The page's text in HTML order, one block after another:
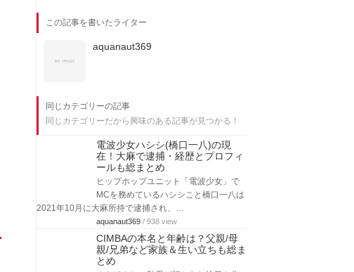
この記事を書いたライター
aquanaut369
同じカテゴリーの記事
同じカテゴリーだから興味のある記事が見つかる！
電波少女ハシシ(橋口一八)の現
在！大麻で逮捕・経歴とプロフィ
ールも総まとめ
ヒップホップユニット「電波少女」で
MCを務めているハシシこと橋口一八は
2021年10月に大麻所持で逮捕され、…
aquanaut369 / 938 view
CIMBAの本名と年齢は？父親/母
親/兄弟など家族＆生い立ちも総ま
とめ